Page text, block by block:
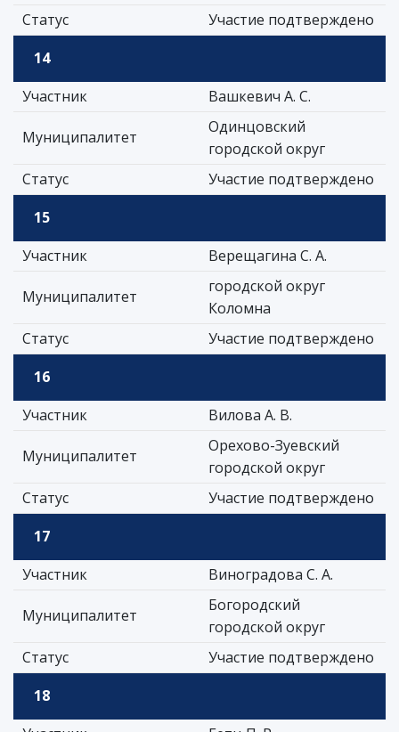
Статус
Участие подтверждено
14
Участник
Вашкевич А. С.
Муниципалитет
Одинцовский
городской округ
Статус
Участие подтверждено
15
Участник
Верещагина С. А.
Муниципалитет
городской округ
Коломна
Статус
Участие подтверждено
16
Участник
Вилова А. В.
Муниципалитет
Орехово-Зуевский
городской округ
Статус
Участие подтверждено
17
Участник
Виноградова С. А.
Муниципалитет
Богородский
городской округ
Статус
Участие подтверждено
18